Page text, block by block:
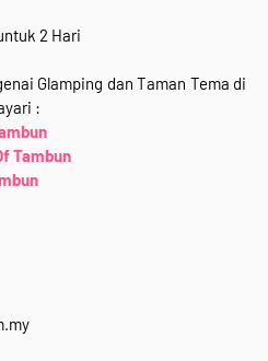
2 Hari
Glamping dan Taman Tema di
:
Tambun